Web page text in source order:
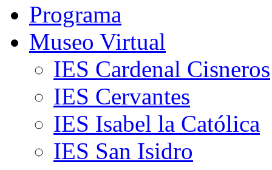
Programa
Museo Virtual
IES Cardenal Cisneros
IES Cervantes
IES Isabel la Católica
IES San Isidro